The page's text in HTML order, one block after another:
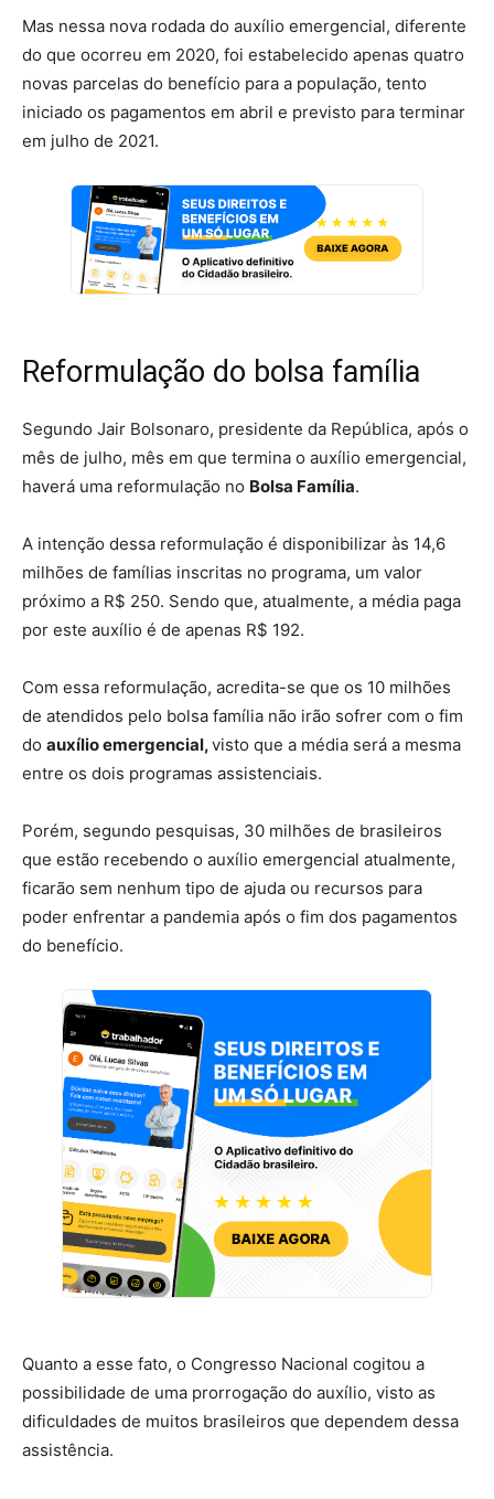
Mas nessa nova rodada do auxílio emergencial, diferente
do que ocorreu em 2020, foi estabelecido apenas quatro
novas parcelas do benefício para a população, tento
iniciado os pagamentos em abril e previsto para terminar
em julho de 2021.
Reformulação do bolsa família
Segundo Jair Bolsonaro, presidente da República, após o
mês de julho, mês em que termina o auxílio emergencial,
haverá uma reformulação no Bolsa Família.
A intenção dessa reformulação é disponibilizar às 14,6
milhões de famílias inscritas no programa, um valor
próximo a R$ 250. Sendo que, atualmente, a média paga
por este auxílio é de apenas R$ 192.
Com essa reformulação, acredita-se que os 10 milhões
de atendidos pelo bolsa família não irão sofrer com o fim
do auxílio emergencial,visto que a média será a mesma
entre os dois programas assistenciais.
Porém, segundo pesquisas, 30 milhões de brasileiros
que estão recebendo o auxílio emergencial atualmente,
ficarão sem nenhum tipo de ajuda ou recursos para
poder enfrentar a pandemia após o fim dos pagamentos
do benefício.
Quanto a esse fato, o Congresso Nacional cogitou a
possibilidade de uma prorrogação do auxílio, visto as
dificuldades de muitos brasileiros que dependem dessa
assistência.